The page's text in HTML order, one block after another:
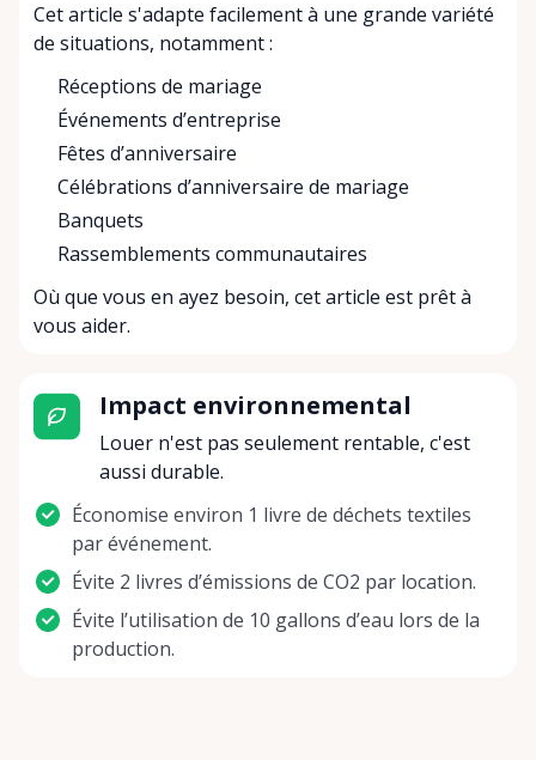
Cet article s'adapte facilement à une grande variété
de situations, notamment :
Réceptions de mariage
Événements d’entreprise
Fêtes d’anniversaire
Célébrations d’anniversaire de mariage
Banquets
Rassemblements communautaires
Où que vous en ayez besoin, cet article est prêt à
vous aider.
Impact environnemental
Louer n'est pas seulement rentable, c'est
aussi durable.
Économise environ 1 livre de déchets textiles
par événement.
Évite 2 livres d’émissions de CO2 par location.
Évite l’utilisation de 10 gallons d’eau lors de la
production.